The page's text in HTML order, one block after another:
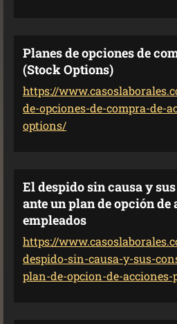
Planes de opciones de
(Stock Options)
https://
de-opciones-de-compra-de-
options/
El despido sin causa y
ante un plan de opción de
empleados
https://
despido-sin-causa-y-sus-
plan-de-opcion-de-acciones-